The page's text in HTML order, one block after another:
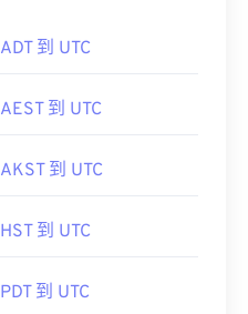
ADT 到 UTC
AEST 到 UTC
AKST 到 UTC
HST 到 UTC
PDT 到 UTC